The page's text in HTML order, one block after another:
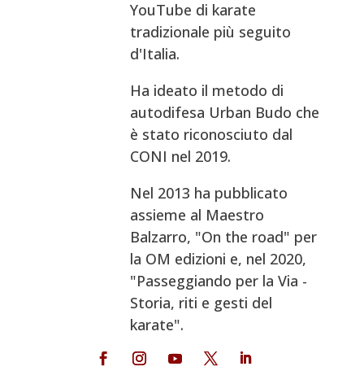
YouTube di karate
tradizionale più seguito
d'Italia.
Ha ideato il metodo di
autodifesa Urban Budo che
è stato riconosciuto dal
CONI nel 2019.
Nel 2013 ha pubblicato
assieme al Maestro
Balzarro, "On the road" per
la OM edizioni e, nel 2020,
"Passeggiando per la Via -
Storia, riti e gesti del
karate".